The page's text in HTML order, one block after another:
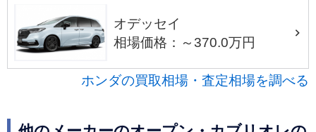
オデッセイ
相場価格：～370.0万円
ホンダの買取相場・査定相場を調べる